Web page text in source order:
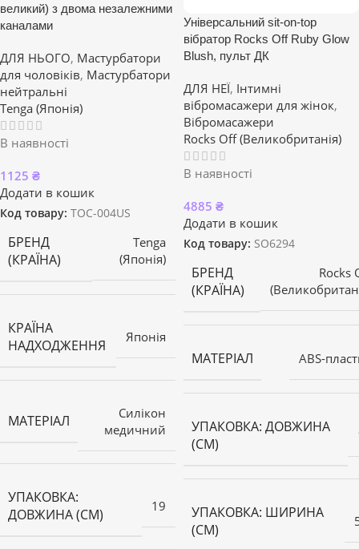
великий) з двома незалежними
каналами
ДЛЯ НЬОГО, Мастурбатори
для чоловіків, Мастурбатори
нейтральні
Tenga (Японія)
В наявності
1125 ₴
Додати в кошик
Код товару: TOC-004US
БРЕНД
(КРАЇНА)
Tenga
(Японія)
КРАЇНА
НАДХОДЖЕННЯ
Японія
МАТЕРІАЛ
Силікон
медичний
УПАКОВКА:
ДОВЖИНА (СМ)
19
Універсальний sit-on-top
вібратор Rocks Off Ruby Glow
Blush, пульт ДК
ДЛЯ НЕЇ, Інтимні
вібромасажери для жінок,
Вібромасажери
Rocks Off (Великобританія)
В наявності
4885 ₴
Додати в кошик
Код товару: SO6294
БРЕНД
(КРАЇНА)
Rocks
МАТЕРІАЛ ABS-
УПАКОВКА: ДОВЖИНА
(СМ)
УПАКОВКА: ШИРИНА
(СМ)